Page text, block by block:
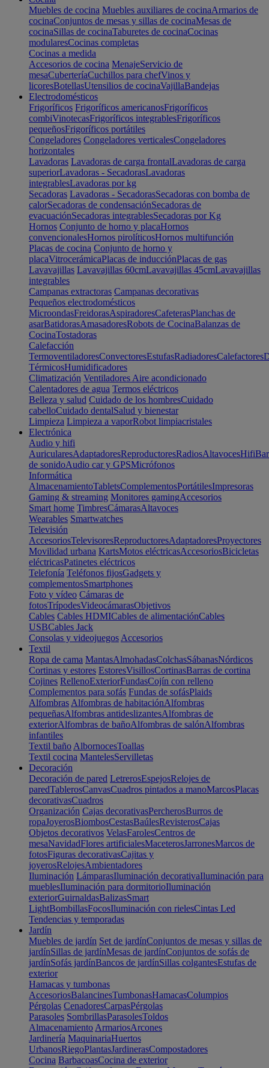
Muebles de cocina Muebles auxiliares de cocinaArmarios de
cocinaConjuntos de mesas y sillas de cocinaMesas de
cocinaSillas de cocinaTaburetes de cocinaCocinas
modularesCocinas completas
Cocinas a medida
Accesorios de cocina MenajeServicio de
mesaCuberteríaCuchillos para chefVinos y
licoresBotellasUtensilios de cocinaVajillaBandejas
Electrodomésticos
Frigoríficos Frigoríficos americanosFrigoríficos
combiVinotecasFrigoríficos integrablesFrigoríficos
pequeñosFrigoríficos portátiles
Congeladores Congeladores verticalesCongeladores
horizontales
Lavadoras Lavadoras de carga frontalLavadoras de carga
superiorLavadoras - SecadorasLavadoras
integrablesLavadoras por kg
Secadoras Lavadoras - SecadorasSecadoras con bomba de
calorSecadoras de condensaciónSecadoras de
evacuaciónSecadoras integrablesSecadoras por Kg
Hornos Conjunto de horno y placaHornos
convencionalesHornos pirolíticosHornos multifunción
Placas de cocina Conjunto de horno y
placaVitrocerámicaPlacas de inducciónPlacas de gas
Lavavajillas Lavavajillas 60cmLavavajillas 45cmLavavajillas
integrables
Campanas extractoras Campanas decorativas
Pequeños electrodomésticos
MicroondasFreidorasAspiradoresCafeterasPlanchas de
asarBatidorasAmasadoresRobots de CocinaBalanzas de
CocinaTostadoras
Calefacción
TermoventiladoresConvectoresEstufasRadiadoresCalefactores
TérmicosHumidificadores
Climatización Ventiladores Aire acondicionado
Calentadores de agua Termos eléctricos
Belleza y salud Cuidado de los hombresCuidado
cabelloCuidado dentalSalud y bienestar
Limpieza Limpieza a vaporRobot limpiacristales
Electrónica
Audio y hifi
AuricularesAdaptadoresReproductoresRadiosAltavocesHifi
de sonidoAudio car y GPSMicrófonos
Informática
AlmacenamientoTabletsComplementosPortátilesImpresoras
Gaming & streaming Monitores gamingAccesorios
Smart home TimbresCámarasAltavoces
Wearables Smartwatches
Televisión
AccesoriosTelevisoresReproductoresAdaptadoresProyectores
Movilidad urbana KartsMotos eléctricasAccesoriosBicicletas
eléctricasPatinetes eléctricos
Telefonía Teléfonos fijosGadgets y
complementosSmartphones
Foto y vídeo Cámaras de
fotosTrípodesVideocámarasObjetivos
Cables Cables HDMICables de alimentaciónCables
USBCables Jack
Consolas y videojuegos Accesorios
Textil
Ropa de cama MantasAlmohadasColchasSábanasNórdicos
Cortinas y estores EstoresVisillosCortinasBarras de cortina
Cojines RellenoExteriorFundasCojín con relleno
Complementos para sofás Fundas de sofásPlaids
Alfombras Alfombras de habitaciónAlfombras
pequeñasAlfombras antideslizantesAlfombras de
exteriorAlfombras de bañoAlfombras de salónAlfombras
infantiles
Textil baño AlbornocesToallas
Textil cocina MantelesServilletas
Decoración
Decoración de pared LetrerosEspejosRelojes de
paredTablerosCanvasCuadros pintados a manoMarcosPlacas
decorativasCuadros
Organización Cajas decorativasPercherosBurros de
ropaJoyerosBiombosCestasBaúlesRevisterosCajas
Objetos decorativos VelasFarolesCentros de
mesaNavidadFlores artificialesMaceterosJarronesMarcos de
fotosFiguras decorativasCajitas y
joyerosRelojesAmbientadores
Iluminación LámparasIluminación decorativaIluminación para
mueblesIluminación para dormitorioIluminación
exteriorGuirnaldasBalizasSmart
LightBombillasFocosIluminación con rielesCintas Led
Tendencias y temporadas
Jardín
Muebles de jardín Set de jardínConjuntos de mesas y sillas de
jardínSillas de jardínMesas de jardínConjuntos de sofás de
jardínSofás jardínBancos de jardínSillas colgantesEstufas de
exterior
Hamacas y tumbonas
AccesoriosBalancinesTumbonasHamacasColumpios
Pérgolas CenadoresCarpasPérgolas
Parasoles SombrillasParasolesToldos
Almacenamiento ArmariosArcones
Jardinería MaquinariaHuertos
UrbanosRiegoPlantasJardinerasCompostadores
Cocina BarbacoasCocina de exterior